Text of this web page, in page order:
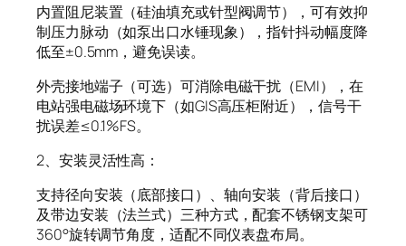
内置阻尼装置（硅油填充或针型阀调节），可有效抑
制压力脉动（如泵出口水锤现象），指针抖动幅度降
低至±0.5mm，避免误读。
外壳接地端子（可选）可消除电磁干扰（EMI），在
电站强电磁场环境下（如GIS高压柜附近），信号干
扰误差≤0.1%FS。
2、安装灵活性高：
支持径向安装（底部接口）、轴向安装（背后接口）
及带边安装（法兰式）三种方式，配套不锈钢支架可
360°旋转调节角度，适配不同仪表盘布局。